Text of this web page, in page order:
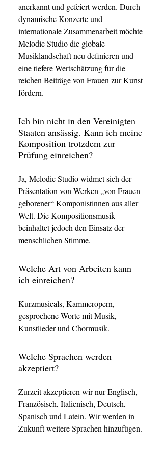
anerkannt und gefeiert werden. Durch
dynamische Konzerte und
internationale Zusammenarbeit möchte
Melodic Studio die globale
Musiklandschaft neu definieren und
eine tiefere Wertschätzung für die
reichen Beiträge von Frauen zur Kunst
fördern.
Ich bin nicht in den Vereinigten
Staaten ansässig. Kann ich meine
Komposition trotzdem zur
Prüfung einreichen?
Ja, Melodic Studio widmet sich der
Präsentation von Werken „von Frauen
geborener“ Komponistinnen aus aller
Welt. Die Kompositionsmusik
beinhaltet jedoch den Einsatz der
menschlichen Stimme.
Welche Art von Arbeiten kann
ich einreichen?
Kurzmusicals, Kammeropern,
gesprochene Worte mit Musik,
Kunstlieder und Chormusik.
Welche Sprachen werden
akzeptiert?
Zurzeit akzeptieren wir nur Englisch,
Französisch, Italienisch, Deutsch,
Spanisch und Latein. Wir werden in
Zukunft weitere Sprachen hinzufügen.